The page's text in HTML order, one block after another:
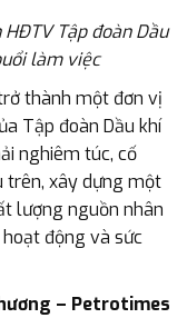
Tập đoàn Dầu
làm việc
thành một đơn vị
Tập đoàn Dầu khí
nghiêm túc, cố
trên, xây dựng một
lượng nguồn nhân
động và sức
– Petrotimes